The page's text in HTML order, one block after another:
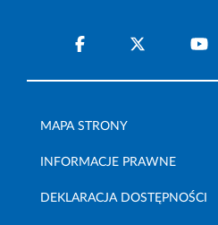
MAPA STRONY
INFORMACJE PRAWNE
DEKLARACJA DOSTĘPNOŚCI